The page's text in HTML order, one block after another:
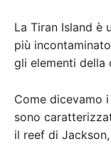
La Tiran Island è
più
gli elementi della
Come dicevamo
sono
il reef di